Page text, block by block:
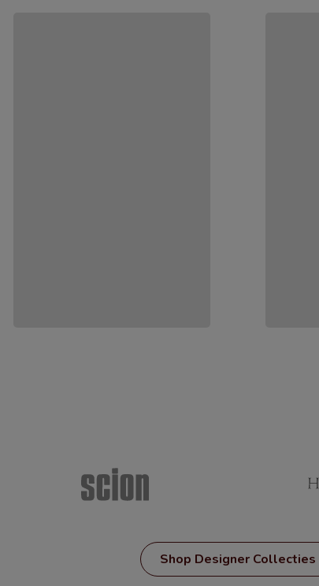
Shop Designer Collecties